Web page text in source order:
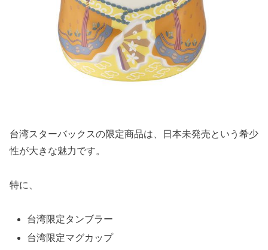
台湾スターバックスの限定商品は、日本未発売という希少
性が大きな魅力です。
特に、
台湾限定タンブラー
台湾限定マグカップ